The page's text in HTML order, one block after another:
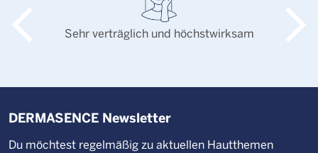
Sehr verträglich und höchstwirksam
DERMASENCE Newsletter
Du möchtest regelmäßig zu aktuellen Hautthemen